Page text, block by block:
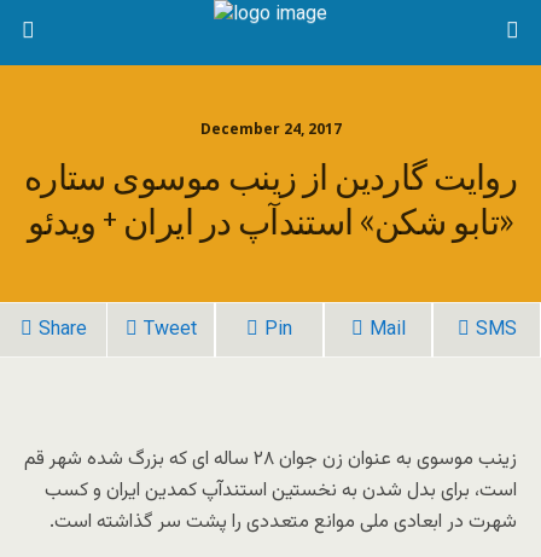
December 24, 2017
روایت گاردین از زینب موسوی ستاره
«تابو شکن» استندآپ در ایران + ویدئو
Share Tweet Pin Mail SMS
زینب موسوی به عنوان زن جوان ۲۸ ساله ای که بزرگ شده شهر قم
است، برای بدل شدن به نخستین استندآپ کمدین ایران و کسب
شهرت در ابعادی ملی موانع متعددی را پشت سر گذاشته است.